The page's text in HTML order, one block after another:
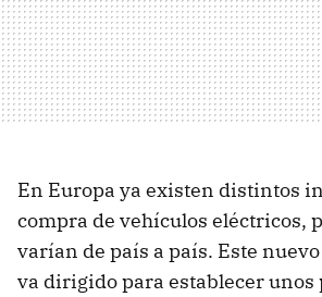
En Europa ya existen distintos
compra de vehículos eléctricos,
varían de país a país. Este
va dirigido para establecer unos